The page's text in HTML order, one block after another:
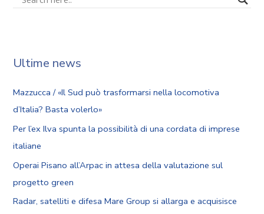
Ultime news
Mazzucca / «Il Sud può trasformarsi nella locomotiva
d’Italia? Basta volerlo»
Per l’ex Ilva spunta la possibilità di una cordata di imprese
italiane
Operai Pisano all’Arpac in attesa della valutazione sul
progetto green
Radar, satelliti e difesa Mare Group si allarga e acquisisce